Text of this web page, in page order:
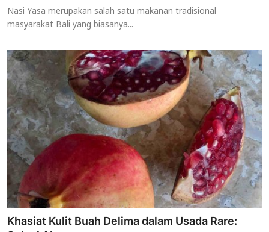
Nasi Yasa merupakan salah satu makanan tradisional
masyarakat Bali yang biasanya...
Khasiat Kulit Buah Delima dalam Usada Rare: